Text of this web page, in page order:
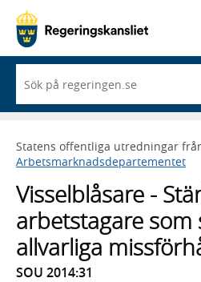
du
börjar
skriva
framträder
en
med
sökförslag
Statens offentliga utredningar
Arbetsmarknadsdepartementet
Visselblåsare -
arbetstagare som
allvarliga
SOU 2014:31